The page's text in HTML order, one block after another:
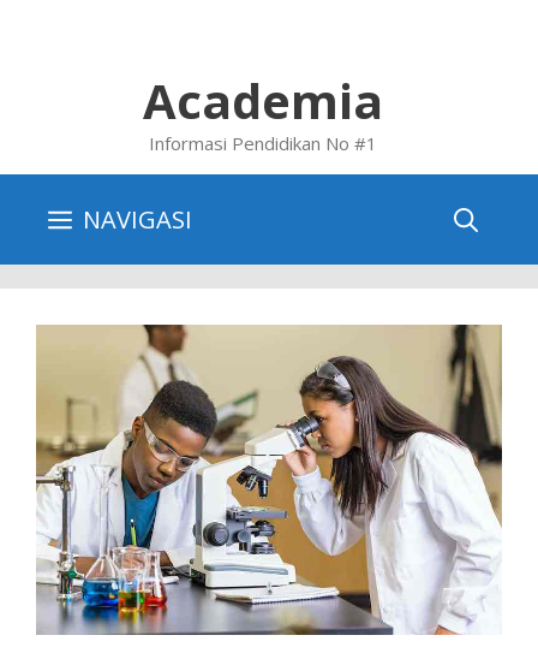
Academia
Informasi Pendidikan No #1
NAVIGASI